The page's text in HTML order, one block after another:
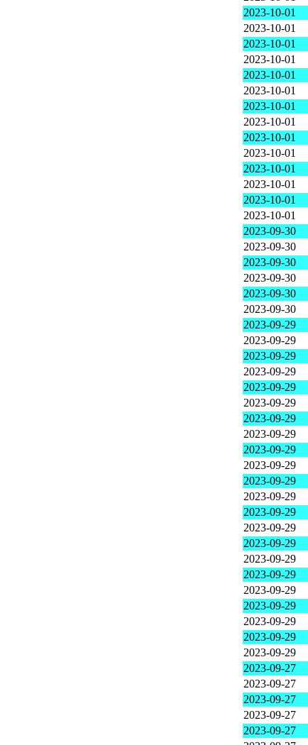
2023-10-01
2023-10-01
2023-10-01
2023-10-01
2023-10-01
2023-10-01
2023-10-01
2023-10-01
2023-10-01
2023-10-01
2023-10-01
2023-10-01
2023-10-01
2023-10-01
2023-09-30
2023-09-30
2023-09-30
2023-09-30
2023-09-30
2023-09-30
2023-09-29
2023-09-29
2023-09-29
2023-09-29
2023-09-29
2023-09-29
2023-09-29
2023-09-29
2023-09-29
2023-09-29
2023-09-29
2023-09-29
2023-09-29
2023-09-29
2023-09-29
2023-09-29
2023-09-29
2023-09-29
2023-09-29
2023-09-29
2023-09-29
2023-09-29
2023-09-27
2023-09-27
2023-09-27
2023-09-27
2023-09-27